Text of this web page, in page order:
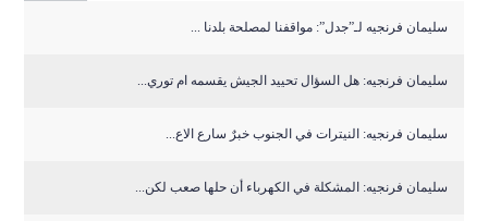
سليمان فرنجيه لـ”جدل”: مواقفنا لمصلحة بلدنا ...
سليمان فرنجيه: هل السؤال تحييد الجيش يقسمه ام توري...
سليمان فرنجيه: النيترات في الجنوب خبرٌ سارع الاع...
سليمان فرنجيه: المشكلة في الكهرباء أن حلها صعب لكن...